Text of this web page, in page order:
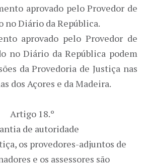
aprovado pelo Provedor de
no Diário da República.
aprovado pelo Provedor de
no Diário da República podem
da Provedoria de Justiça nas
dos Açores e da Madeira.
Artigo 18.º
de autoridade
os provedores-adjuntos de
e os assessores são